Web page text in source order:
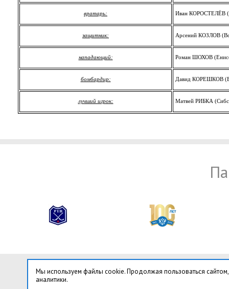
вратарь: Иван КОРОСТЕЛЁВ
защитник: Арсений КОЗЛОВ
нападающий: Роман ШОХОВ
бомбардир: Давид КОРЕШКОВ
лучший игрок: Матвей РИБКА
Мы используем файлы cookie. Продолжая пользоваться
аналитики.